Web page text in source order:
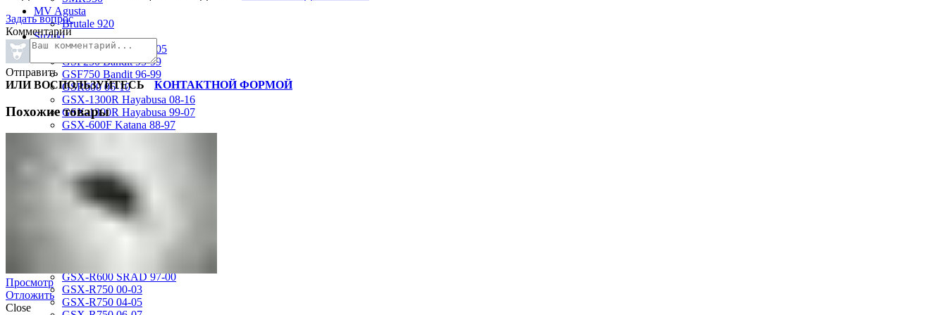
MV Agusta
Brutale 920
Suzuki
GSF1200 Bandit 01-05
GSF250 Bandit 95-99
GSF750 Bandit 96-99
GSR600 06-10
GSX-1300R Hayabusa 08-16
GSX-1300R Hayabusa 99-07
GSX-600F Katana 88-97
GSX-R1000 05-06
GSX-R1000 07-08
GSX-R1000 09-16
GSX-R1100 93-98
GSX-R400 90-95
GSX-R600 01-03
GSX-R600 SRAD 97-00
GSX-R750 00-03
GSX-R750 04-05
Задать вопрос
Комментарии
Отправить
ИЛИ ВОСПОЛЬЗУЙТЕСЬ
КОНТАКТНОЙ ФОРМОЙ
Похожие товары
Просмотр
Отложить
Close